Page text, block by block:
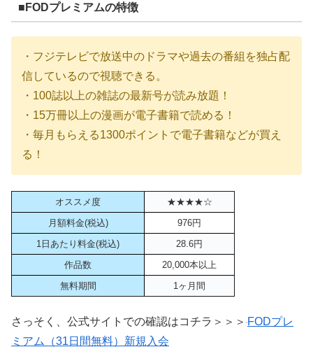
■FODプレミアムの特徴
・フジテレビで放送中のドラマや過去の番組を独占配
信しているので視聴できる。
・100誌以上の雑誌の最新号が読み放題！
・15万冊以上の漫画が電子書籍で読める！
・毎月もらえる1300ポイントで電子書籍などが買え
る！
オススメ度
★★★★☆
月額料金(税込)
976円
1日あたり料金(税込)
28.6円
作品数
20,000本以上
無料期間
1ヶ月間
さっそく、公式サイトでの確認はコチラ＞＞＞ FODプレ
ミアム（31日間無料）新規入会